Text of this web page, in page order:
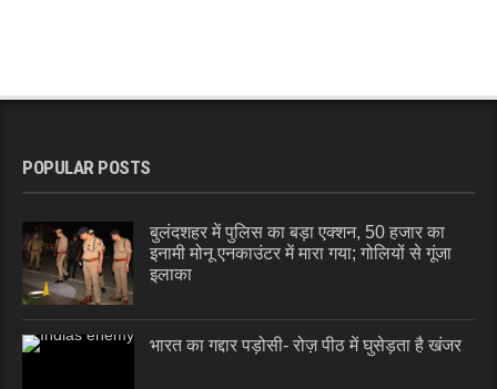
POPULAR POSTS
बुलंदशहर में पुलिस का बड़ा एक्शन, 50 हजार का
इनामी मोनू एनकाउंटर में मारा गया; गोलियों से गूंजा
इलाका
भारत का गद्दार पड़ोसी- रोज़ पीठ में घुसेड़ता है खंजर